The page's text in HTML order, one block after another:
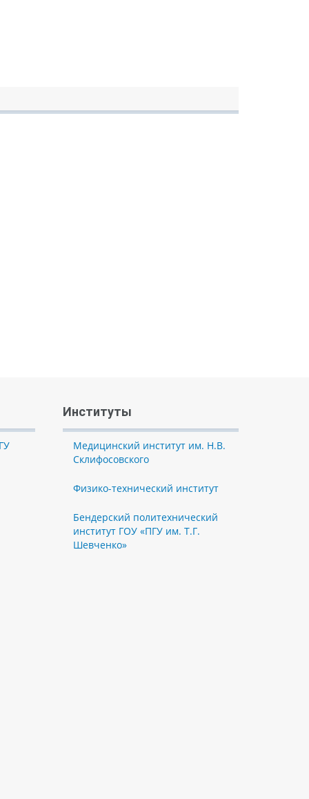
Институты
Медицинский институт им. Н.В.
Склифосовского
Физико-технический институт
Бендерский политехнический
институт ГОУ «ПГУ им. Т.Г.
Шевченко»